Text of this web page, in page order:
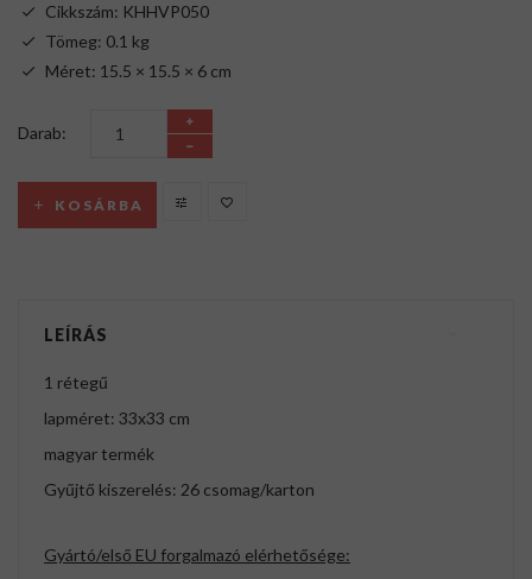
Cikkszám: KHHVP050
Tömeg: 0.1 kg
Méret: 15.5 × 15.5 × 6 cm
Darab:
KOSÁRBA
LEÍRÁS
1 rétegű
lapméret: 33x33 cm
magyar termék
Gyűjtő kiszerelés: 26 csomag/karton
Gyártó/első EU forgalmazó elérhetősége: